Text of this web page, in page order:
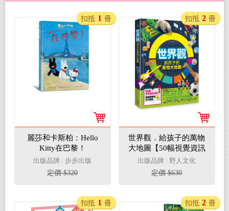
麗莎和卡斯柏：Hello
Kitty在巴黎！
出版品牌 : 步步出版
定價 $320
扣抵 1 冊
世界觀．給孩子的萬物
大地圖【50幅視覺資訊
地圖，建構跨領域多元
視角】
出版品牌 : 野人文化
定價 $630
扣抵 2 冊
扣抵 1 冊 扣抵 2 冊